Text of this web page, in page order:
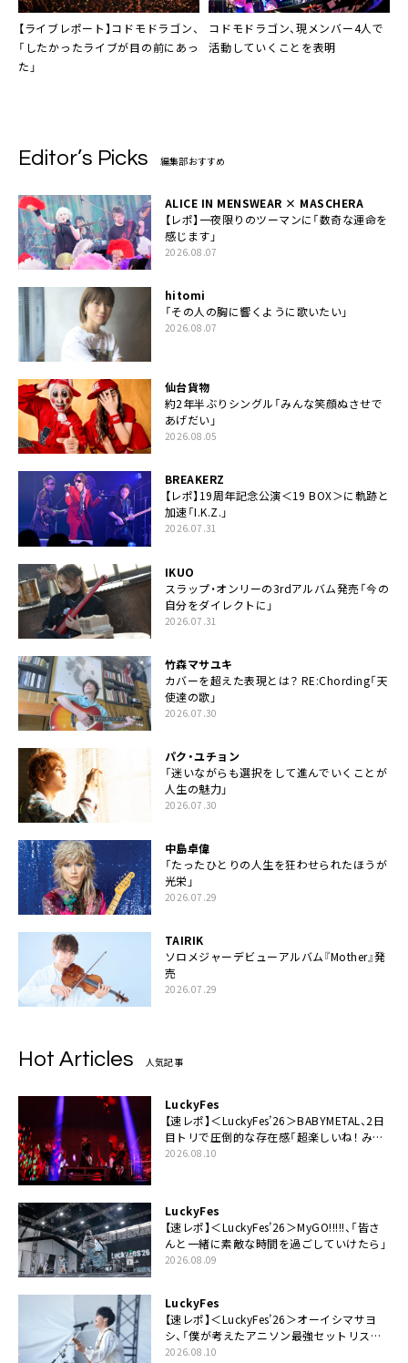
【ライブレポート】コドモドラゴン、
「したかったライブが目の前にあっ
た」
コドモドラゴン、現メンバー4人で
活動していくことを表明
Editor’s Picks 編集部おすすめ
ALICE IN MENSWEAR × MASCHERA
【レポ】一夜限りのツーマンに「数奇な運命を
感じます」
2026.08.07
hitomi
「その人の胸に響くように歌いたい」
2026.08.07
仙台貨物
約2年半ぶりシングル「みんな笑顔ぬさせで
あげだい」
2026.08.05
BREAKERZ
【レポ】19周年記念公演＜19 BOX＞に軌跡と
加速「I.K.Z.」
2026.07.31
IKUO
スラップ・オンリーの3rdアルバム発売「今の
自分をダイレクトに」
2026.07.31
竹森マサユキ
カバーを超えた表現とは？ RE:Chording「天
使達の歌」
2026.07.30
パク・ユチョン
「迷いながらも選択をして進んでいくことが
人生の魅力」
2026.07.30
中島卓偉
「たったひとりの人生を狂わせられたほうが
光栄」
2026.07.29
TAIRIK
ソロメジャーデビューアルバム『Mother』発
売
2026.07.29
Hot Articles 人気記事
LuckyFes
【速レポ】＜LuckyFes’26＞BABYMETAL、2日
目トリで圧倒的な存在感「超楽しいね！ みん
なありがとう！」
2026.08.10
LuckyFes
【速レポ】＜LuckyFes’26＞MyGO!!!!!、「皆さ
んと一緒に素敵な時間を過ごしていけたら」
2026.08.09
LuckyFes
【速レポ】＜LuckyFes’26＞オーイシマサヨ
シ、「僕が考えたアニソン最強セットリスト
で臨みます！」
2026.08.10